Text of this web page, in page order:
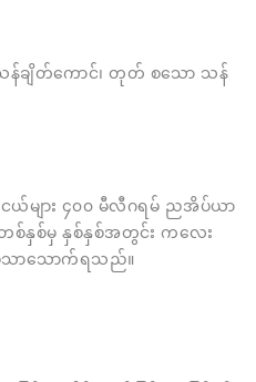
သန်ချိတ်ကောင်၊ တုတ် စသော သန်
များ ၄၀၀ မီလီဂရမ် ညအိပ်ယာ
နှစ်မှ နှစ်နှစ်အတွင်း ကလေး
သာသောက်ရသည်။